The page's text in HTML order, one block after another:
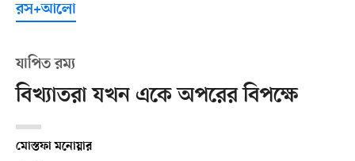
রস+আলো
যাপিত রম্য
বিখ্যাতরা যখন একে অপরের বিপক্ষে
মোস্তফা মনোয়ার